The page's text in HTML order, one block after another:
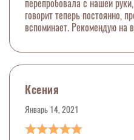
перепробовала с нашей
говорит теперь постоянно,
вспоминает. Рекомендую на
Ксения
Январь 14, 2021